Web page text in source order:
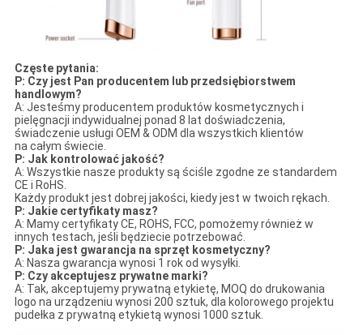
Częste pytania:
P: Czy jest Pan producentem lub przedsiębiorstwem
handlowym?
A: Jesteśmy producentem produktów kosmetycznych i
pielęgnacji indywidualnej ponad 8 lat doświadczenia,
świadczenie usługi OEM & ODM dla wszystkich klientów
na całym świecie.
P: Jak kontrolować jakość?
A: Wszystkie nasze produkty są ściśle zgodne ze standardem
CE i RoHS.
Każdy produkt jest dobrej jakości, kiedy jest w twoich rękach.
P: Jakie certyfikaty masz?
A: Mamy certyfikaty CE, ROHS, FCC, pomożemy również w
innych testach, jeśli będziecie potrzebować.
P: Jaka jest gwarancja na sprzęt kosmetyczny?
A: Nasza gwarancja wynosi 1 rok od wysyłki.
P: Czy akceptujesz prywatne marki?
A: Tak, akceptujemy prywatną etykietę, MOQ do drukowania
logo na urządzeniu wynosi 200 sztuk, dla kolorowego projektu
pudełka z prywatną etykietą wynosi 1000 sztuk.